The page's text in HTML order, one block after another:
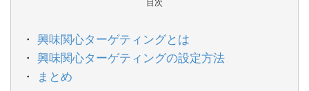
興味関心ターゲティングとは
興味関心ターゲティングの設定方法
まとめ